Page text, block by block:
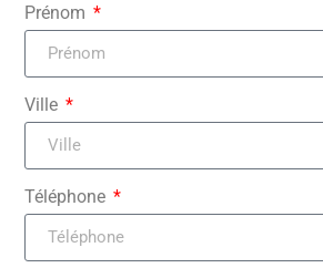
Prénom
Ville
Téléphone